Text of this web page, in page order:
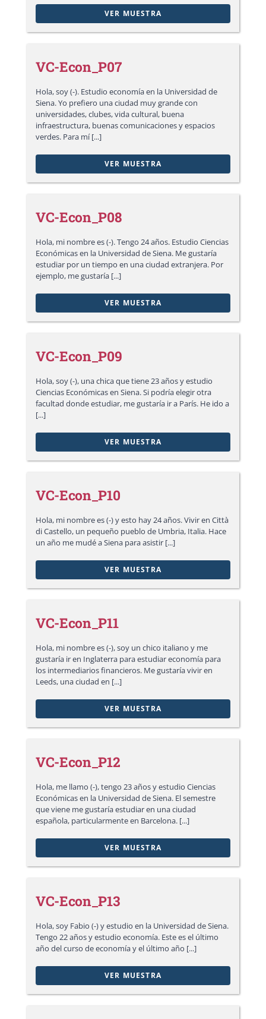
VER MUESTRA
VC-Econ_P07
Hola, soy (-). Estudio economía en la Universidad de
Siena. Yo prefiero una ciudad muy grande con
universidades, clubes, vida cultural, buena
infraestructura, buenas comunicaciones y espacios
verdes. Para mí [...]
VER MUESTRA
VC-Econ_P08
Hola, mi nombre es (-). Tengo 24 años. Estudio Ciencias
Económicas en la Universidad de Siena. Me gustaría
estudiar por un tiempo en una ciudad extranjera. Por
ejemplo, me gustaría [...]
VER MUESTRA
VC-Econ_P09
Hola, soy (-), una chica que tiene 23 años y estudio
Ciencias Económicas en Siena. Si podría elegir otra
facultad donde estudiar, me gustaría ir a París. He ido a
[...]
VER MUESTRA
VC-Econ_P10
Hola, mi nombre es (-) y esto hay 24 años. Vivir en Città
di Castello, un pequeño pueblo de Umbria, Italia. Hace
un año me mudé a Siena para asistir [...]
VER MUESTRA
VC-Econ_P11
Hola, mi nombre es (-), soy un chico italiano y me
gustaría ir en Inglaterra para estudiar economía para
los intermediarios financieros. Me gustaría vivir en
Leeds, una ciudad en [...]
VER MUESTRA
VC-Econ_P12
Hola, me llamo (-), tengo 23 años y estudio Ciencias
Económicas en la Universidad de Siena. El semestre
que viene me gustaría estudiar en una ciudad
española, particularmente en Barcelona. [...]
VER MUESTRA
VC-Econ_P13
Hola, soy Fabio (-) y estudio en la Universidad de Siena.
Tengo 22 años y estudio economía. Este es el último
año del curso de economía y el último año [...]
VER MUESTRA